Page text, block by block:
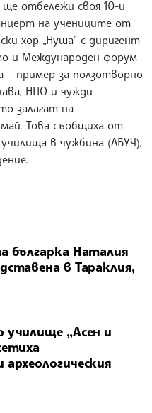
отбележи своя 10-и
на учениците от
хор „Нуша” с диригент
и Международен форум
– пример за ползотворно
НПО и чужди
залагат на
май. Това съобщиха от
в чужбина (АБУЧ),
българка Наталия
в Тараклия,
училище „Асен и